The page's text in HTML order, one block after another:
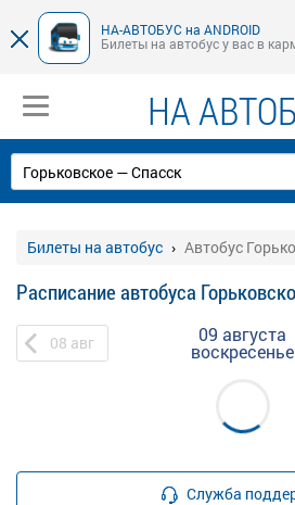
НА-АВТОБУС на ANDROID
Билеты на автобус у вас в
НА
Билеты на автобус Автобус
Расписание автобуса
08 авг 09 августа
воскресенье
Служба